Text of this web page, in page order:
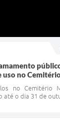
uso no
no Cemitério
até o dia 31 de